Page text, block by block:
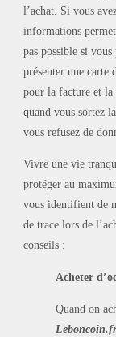
l’achat. Si vous
informations
pas possible si
présenter une carte
pour la facture et la
quand vous sortez
vous refusez de
Vivre une vie
protéger au
vous identifient de
de trace lors de
conseils :
Acheter
Quand on
Leboncoin.fr